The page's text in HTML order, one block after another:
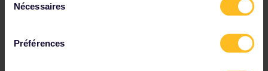
Nécessaires
Préférences
✔ Nombre illimité de trains pour chaque jour de